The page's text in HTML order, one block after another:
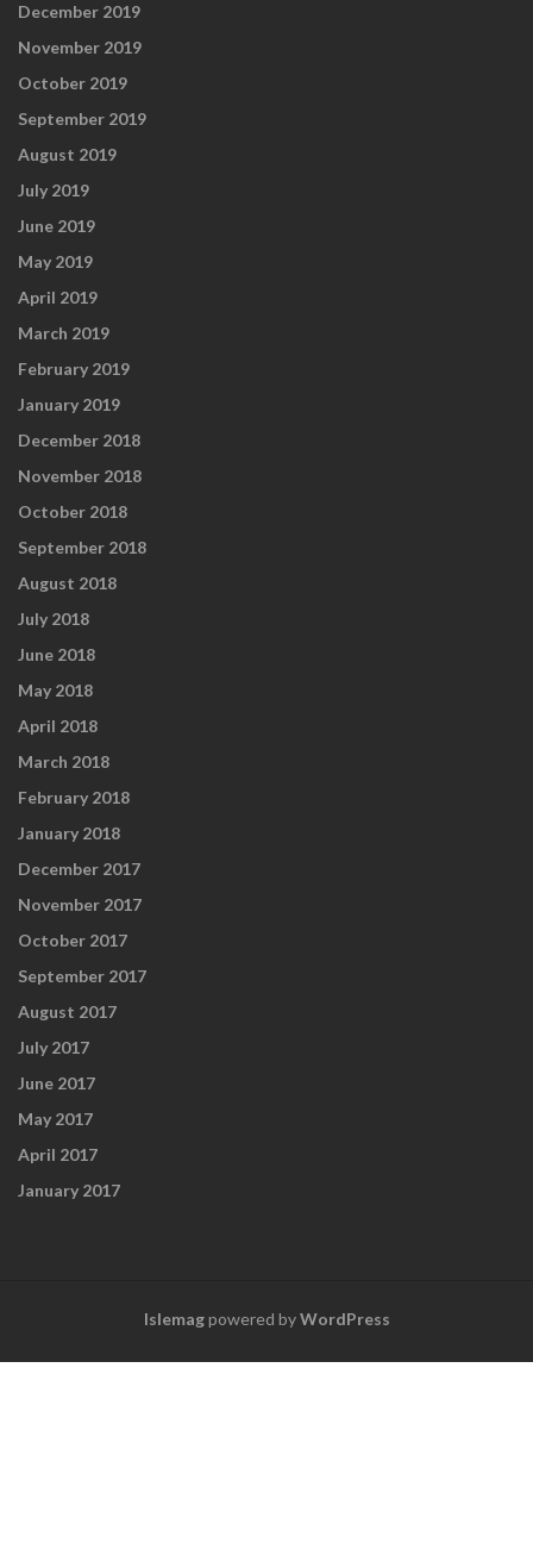
December 2019
November 2019
October 2019
September 2019
August 2019
July 2019
June 2019
May 2019
April 2019
March 2019
February 2019
January 2019
December 2018
November 2018
October 2018
September 2018
August 2018
July 2018
June 2018
May 2018
April 2018
March 2018
February 2018
January 2018
December 2017
November 2017
October 2017
September 2017
August 2017
July 2017
June 2017
May 2017
April 2017
January 2017
Islemagpowered byWordPress